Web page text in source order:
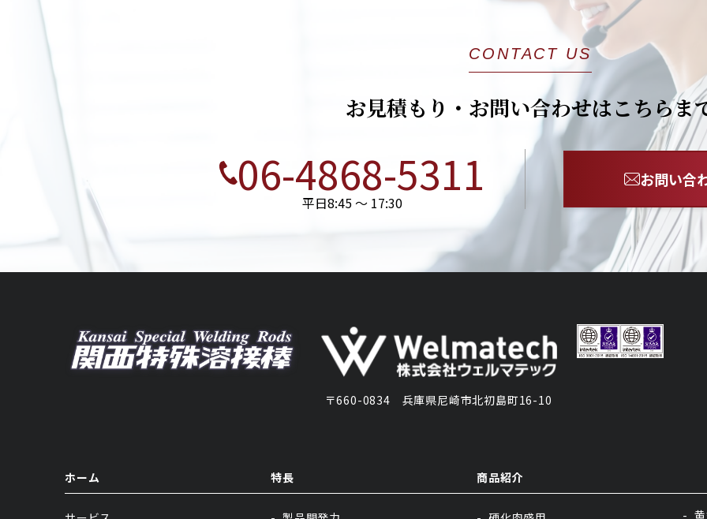
CONTACT US
お見積もり・お問い合わせはこちらま
06-4868-5311
平日8:45 〜 17:30
お問い合
〒660-0834 兵庫県尼崎市北初島町16-10
ホーム 特長 商品紹介